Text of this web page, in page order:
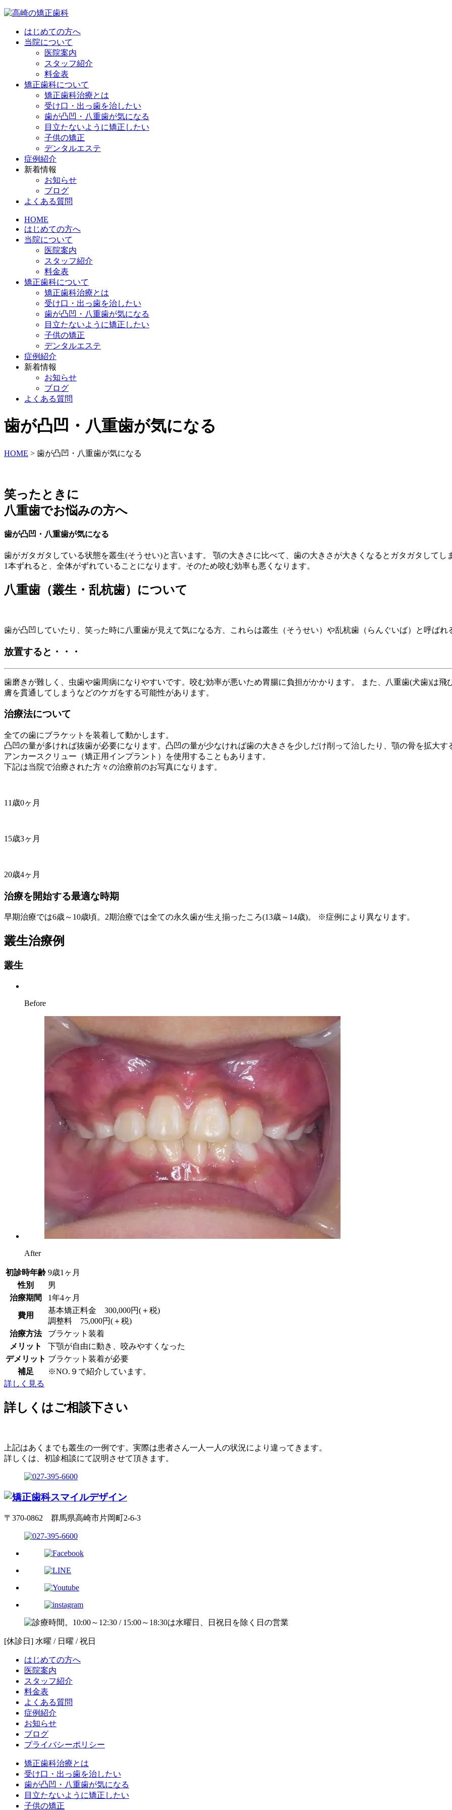
はじめての方へ
当院について
医院案内
スタッフ紹介
料金表
矯正歯科について
矯正歯科治療とは
受け口・出っ歯を治したい
歯が凸凹・八重歯が気になる
目立たないように矯正したい
子供の矯正
デンタルエステ
症例紹介
新着情報
お知らせ
ブログ
よくある質問
HOME
はじめての方へ
当院について
医院案内
スタッフ紹介
料金表
矯正歯科について
矯正歯科治療とは
受け口・出っ歯を治したい
歯が凸凹・八重歯が気になる
目立たないように矯正したい
子供の矯正
デンタルエステ
症例紹介
新着情報
お知らせ
ブログ
よくある質問
歯が凸凹・八重歯が気になる
HOME > 歯が凸凹・八重歯が気になる
笑ったときに
八重歯でお悩みの方へ
歯が凸凹・八重歯が気になる
歯がガタガタしている状態を叢生(そうせい)と言います。 顎の大きさに比べて、歯の大きさが大きくなるとガタガタしてし
1本ずれると、全体がずれていることになります。そのため咬む効率も悪くなります。
八重歯（叢生・乱杭歯）について
歯が凸凹していたり、笑った時に八重歯が見えて気になる方、これらは叢生（そうせい）や乱杭歯（らんぐいば）と呼ばれ
放置すると・・・
歯磨きが難しく、虫歯や歯周病になりやすいです。咬む効率が悪いため胃腸に負担がかかります。 また、八重歯(犬歯)は
膚を貫通してしまうなどのケガをする可能性があります。
治療法について
全ての歯にブラケットを装着して動かします。
凸凹の量が多ければ抜歯が必要になります。凸凹の量が少なければ歯の大きさを少しだけ削って治したり、顎の骨を拡大す
アンカースクリュー（矯正用インプラント）を使用することもあります。
下記は当院で治療された方々の治療前のお写真になります。
11歳0ヶ月
15歳3ヶ月
20歳4ヶ月
治療を開始する最適な時期
早期治療では6歳～10歳頃。2期治療では全ての永久歯が生え揃ったころ(13歳～14歳)。 ※症例により異なります。
叢生治療例
叢生
Before
After
初診時年齢 9歳1ヶ月
性別
男
治療期間
1年4ヶ月
費用
基本矯正料金 300,000円(＋税)
調整料 75,000円(＋税)
治療方法
ブラケット装着
メリット
下顎が自由に動き、咬みやすくなった
デメリット ブラケット装着が必要
補足
※NO.９で紹介しています。
詳しく見る
詳しくはご相談下さい
上記はあくまでも叢生の一例です。実際は患者さん一人一人の状況により違ってきます。
詳しくは、初診相談にて説明させて頂きます。
〒370-0862 群馬県高崎市片岡町2-6-3
[休診日] 水曜 / 日曜 / 祝日
はじめての方へ
医院案内
スタッフ紹介
料金表
よくある質問
症例紹介
お知らせ
ブログ
プライバシーポリシー
矯正歯科治療とは
受け口・出っ歯を治したい
歯が凸凹・八重歯が気になる
目立たないように矯正したい
子供の矯正